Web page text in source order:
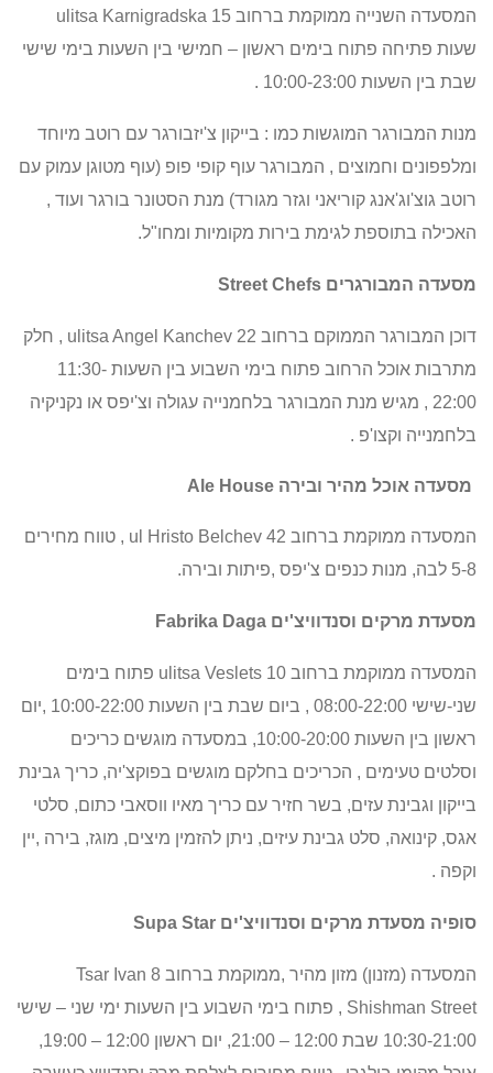
המסעדה השנייה ממוקמת ברחוב ulitsa Karnigradska 15
שעות פתיחה פתוח בימים ראשון – חמישי בין השעות בימי שישי
שבת בין השעות 10:00-23:00 .
מנות המבורגר המוגשות כמו : בייקון צ'יזבורגר עם רוטב מיוחד
ומלפפונים וחמוצים , המבורגר עוף קופי פופ (עוף מטוגן עמוק עם
רוטב גוצ'וג'אנג קוריאני וגזר מגורד) מנת הסטונר בורגר ועוד ,
האכילה בתוספת לגימת בירות מקומיות ומחו"ל.
מסעדה המבורגרים Street Chefs
דוכן המבורגר הממוקם ברחוב ulitsa Angel Kanchev 22 , חלק
מתרבות אוכל הרחוב פתוח בימי השבוע בין השעות 11:30-
22:00 ,
מגיש מנת המבורגר בלחמנייה עגולה וצ'יפס או נקניקיה
בלחמנייה וקצו'פ .
מסעדה אוכל מהיר ובירה Ale House
המסעדה ממוקמת ברחוב ul Hristo Belchev 42 , טווח מחירים
5-8 לבה, מנות כנפים צ'יפס ,פיתות ובירה.
מסעדת מרקים וסנדוויצ'ים Fabrika Daga
המסעדה ממוקמת ברחוב ulitsa Veslets 10 פתוח בימים
שני-שישי 08:00-22:00 , ביום שבת בין השעות 10:00-22:00 ,יום
ראשון בין השעות 10:00-20:00,
במסעדה מוגשים כריכים
וסלטים טעימים , הכריכים בחלקם מוגשים בפוקצ'יה, כריך גבינת
בייקון וגבינת עזים, בשר חזיר עם כריך מאיו ווסאבי כתום, סלטי
אגס, קינואה, סלט גבינת עיזים, ניתן להזמין מיצים, מוגז, בירה ,יין
וקפה .
סופיה מסעדת מרקים וסנדוויצ'ים Supa Star
המסעדה (מזנון) מזון מהיר ,ממוקמת ברחוב 8
Tsar Ivan
Shishman Street , פתוח בימי השבוע בין השעות ימי שני – שישי
10:30-21:00 שבת 12:00 – 21:00, יום ראשון 12:00 – 19:00,